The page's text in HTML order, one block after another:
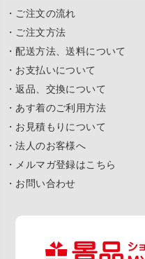
・ご注文の流れ
・ご注文方法
・配送方法、送料について
・お支払いについて
・返品、交換について
・あす着のご利用方法
・お見積もりについて
・法人のお客様へ
・メルマガ登録はこちら
・お問い合わせ